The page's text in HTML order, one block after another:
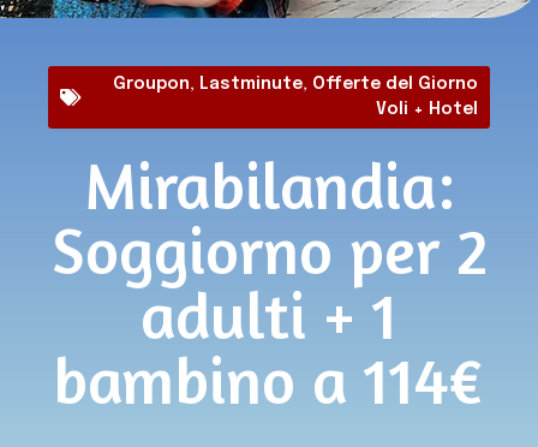
Groupon, Lastminute, Offerte del Giorno
Voli + Hotel
Mirabilandia:
Soggiorno per 2
adulti + 1
bambino a 114€